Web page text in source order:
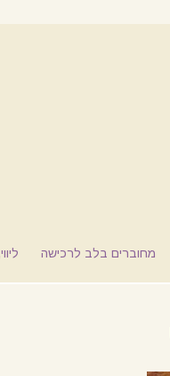
מחוברים בלב לרכישה